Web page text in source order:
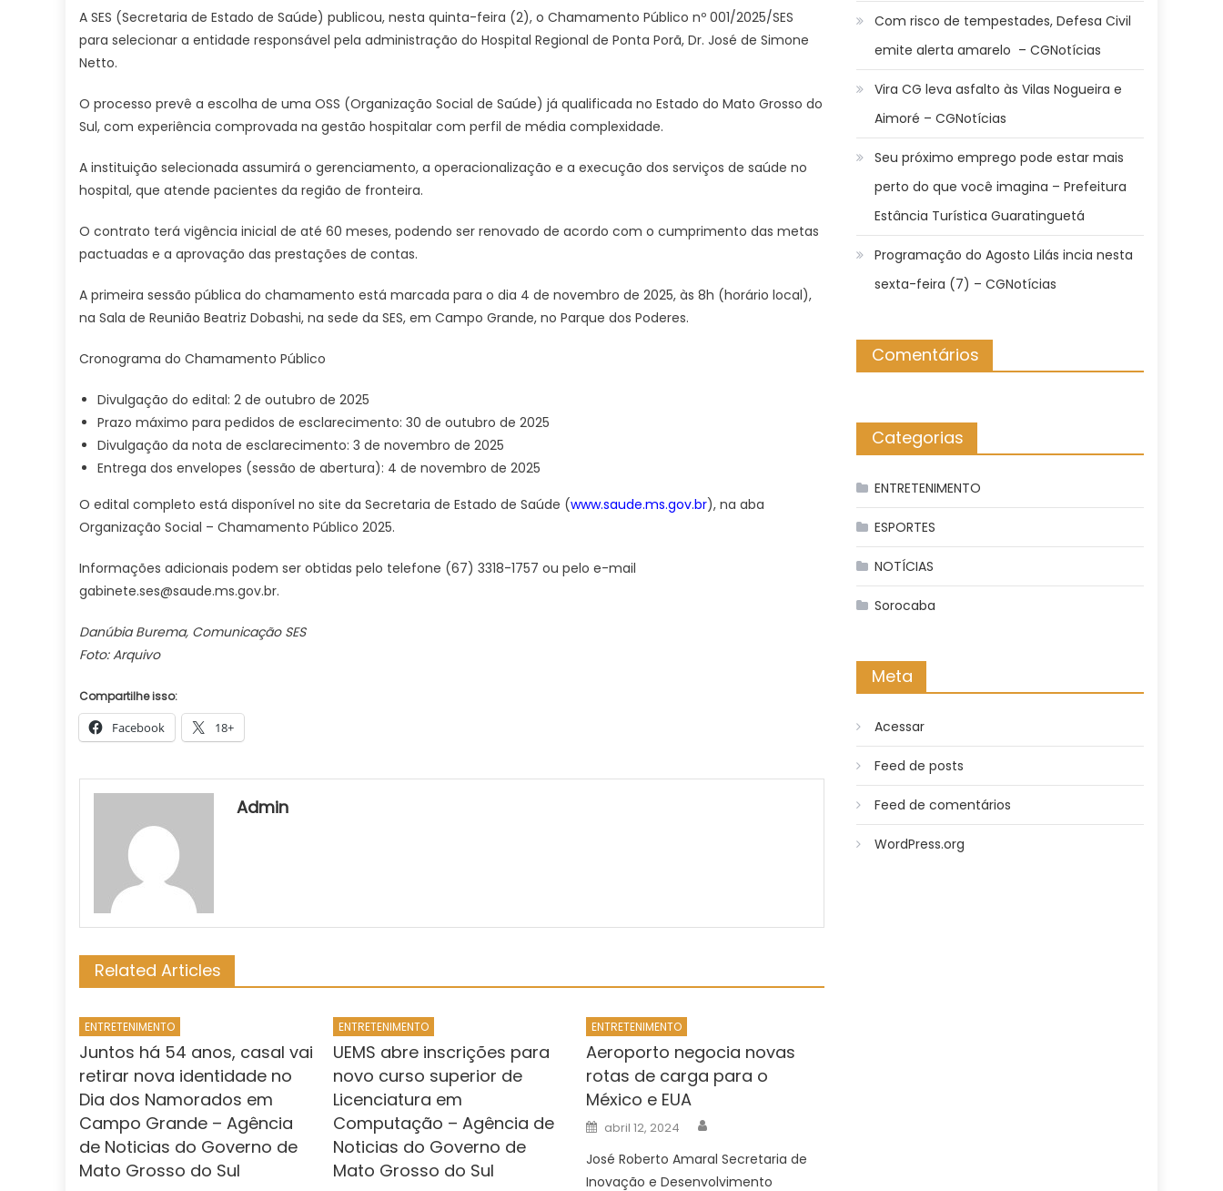
para
gestão
Regional
de
Porã
de
Governo
de
A SES (Secretaria de Estado de Saúde) publicou, nesta quinta-feira (2), o Chamamento Público nº 001/2025/SES
para selecionar a entidade responsável pela administração do Hospital Regional de Ponta Porã, Dr. José de Simone
Netto.
O processo prevê a escolha de uma OSS (Organização Social de Saúde) já qualificada no Estado do Mato Grosso do
Sul, com experiência comprovada na gestão hospitalar com perfil de média complexidade.
A instituição selecionada assumirá o gerenciamento, a operacionalização e a execução dos serviços de saúde no
hospital, que atende pacientes da região de fronteira.
O contrato terá vigência inicial de até 60 meses, podendo ser renovado de acordo com o cumprimento das metas
pactuadas e a aprovação das prestações de contas.
A primeira sessão pública do chamamento está marcada para o dia 4 de novembro de 2025, às 8h (horário local),
na Sala de Reunião Beatriz Dobashi, na sede da SES, em Campo Grande, no Parque dos Poderes.
Cronograma do Chamamento Público
Divulgação do edital: 2 de outubro de 2025
Prazo máximo para pedidos de esclarecimento: 30 de outubro de 2025
Divulgação da nota de esclarecimento: 3 de novembro de 2025
Entrega dos envelopes (sessão de abertura): 4 de novembro de 2025
O edital completo está disponível no site da Secretaria de Estado de Saúde (www.saude.ms.gov.br), na aba
Organização Social – Chamamento Público 2025.
Informações adicionais podem ser obtidas pelo telefone (67) 3318-1757 ou pelo e-mail
gabinete.ses@saude.ms.gov.br.
Danúbia Burema, Comunicação SES
Foto: Arquivo
Compartilhe isso:
Facebook 18+
Admin
Related Articles
ENTRETENIMENTO
Juntos há 54 anos, casal vai
retirar nova identidade no
Dia dos Namorados em
Campo Grande – Agência
de Noticias do Governo de
Mato Grosso do Sul
ENTRETENIMENTO
UEMS abre inscrições para
novo curso superior de
Licenciatura em
Computação – Agência de
Noticias do Governo de
Mato Grosso do Sul
ENTRETENIMENTO
Aeroporto negocia novas
rotas de carga para o
México e EUA
Posted
on
abril 12, 2024
José Roberto Amaral Secretaria de
Inovação e Desenvolvimento
Com risco de tempestades, Defesa Civil
emite alerta amarelo – CGNotícias
Vira CG leva asfalto às Vilas Nogueira e
Aimoré – CGNotícias
Seu próximo emprego pode estar mais
perto do que você imagina – Prefeitura
Estância Turística Guaratinguetá
Programação do Agosto Lilás incia nesta
sexta-feira (7) – CGNotícias
Comentários
Categorias
ENTRETENIMENTO
ESPORTES
NOTÍCIAS
Sorocaba
Meta
Acessar
Feed de posts
Feed de comentários
WordPress.org